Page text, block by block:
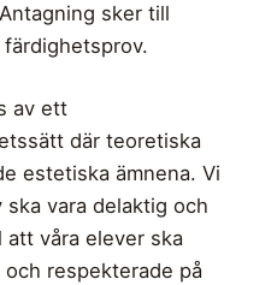
sker till
av ett
där teoretiska
estetiska ämnena. Vi
vara delaktig och
våra elever ska
respekterade på